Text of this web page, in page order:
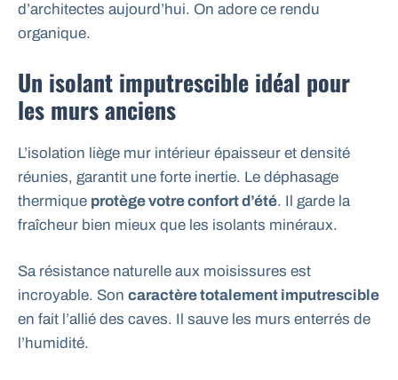
d’architectes aujourd’hui. On adore ce rendu
organique.
Un isolant imputrescible idéal pour
les murs anciens
L’isolation liège mur intérieur épaisseur et densité
réunies, garantit une forte inertie. Le déphasage
thermique protège votre confort d’été. Il garde la
fraîcheur bien mieux que les isolants minéraux.
Sa résistance naturelle aux moisissures est
incroyable. Son caractère totalement imputrescible
en fait l’allié des caves. Il sauve les murs enterrés de
l’humidité.